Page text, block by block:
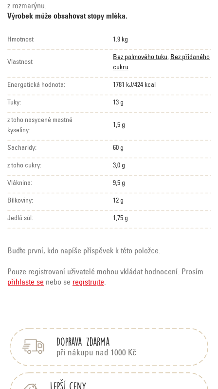
z rozmarýnu.
Výrobek může obsahovat stopy mléka.
Hmotnost 1.9 kg
Vlastnost
Bez palmového tuku, Bez přidaného
cukru
Energetická hodnota: 1781 kJ/424 kcal
Tuky: 13 g
z toho nasycené mastné
kyseliny:
1,5 g
Sacharidy: 60 g
z toho cukry: 3,0 g
Vláknina: 9,5 g
Bílkoviny: 12 g
Jedlá sůl: 1,75 g
Buďte první, kdo napíše příspěvek k této položce.
Pouze registrovaní uživatelé mohou vkládat hodnocení. Prosím
přihlaste se nebo se registrujte.
Doprava zdarma
při nákupu nad 1000 Kč
Lepší ceny